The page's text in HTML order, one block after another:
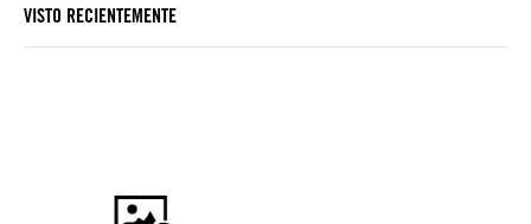
VISTO RECIENTEMENTE